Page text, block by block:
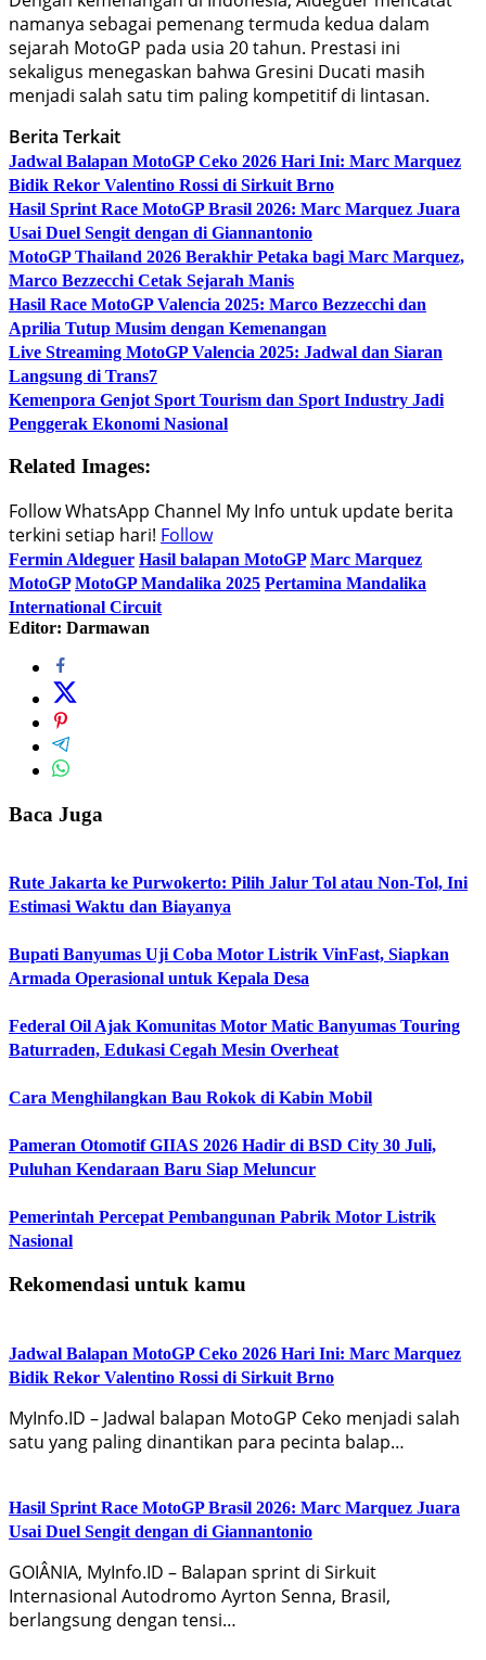
namanya sebagai pemenang termuda kedua dalam
sejarah MotoGP pada usia 20 tahun. Prestasi ini
sekaligus menegaskan bahwa Gresini Ducati masih
menjadi salah satu tim paling kompetitif di lintasan.
Berita Terkait
Jadwal Balapan MotoGP Ceko 2026 Hari Ini: Marc Marquez
Bidik Rekor Valentino Rossi di Sirkuit Brno
Hasil Sprint Race MotoGP Brasil 2026: Marc Marquez Juara
Usai Duel Sengit dengan di Giannantonio
MotoGP Thailand 2026 Berakhir Petaka bagi Marc Marquez,
Marco Bezzecchi Cetak Sejarah Manis
Hasil Race MotoGP Valencia 2025: Marco Bezzecchi dan
Aprilia Tutup Musim dengan Kemenangan
Live Streaming MotoGP Valencia 2025: Jadwal dan Siaran
Langsung di Trans7
Kemenpora Genjot Sport Tourism dan Sport Industry Jadi
Penggerak Ekonomi Nasional
Related Images:
Follow WhatsApp Channel My Info untuk update berita
terkini setiap hari! Follow
Fermin Aldeguer Hasil balapan MotoGP Marc Marquez
MotoGP MotoGP Mandalika 2025 Pertamina Mandalika
International Circuit
Editor: Darmawan
Baca Juga
Rute Jakarta ke Purwokerto: Pilih Jalur Tol atau Non-Tol, Ini
Estimasi Waktu dan Biayanya
Bupati Banyumas Uji Coba Motor Listrik VinFast, Siapkan
Armada Operasional untuk Kepala Desa
Federal Oil Ajak Komunitas Motor Matic Banyumas Touring
Baturraden, Edukasi Cegah Mesin Overheat
Cara Menghilangkan Bau Rokok di Kabin Mobil
Pameran Otomotif GIIAS 2026 Hadir di BSD City 30 Juli,
Puluhan Kendaraan Baru Siap Meluncur
Pemerintah Percepat Pembangunan Pabrik Motor Listrik
Nasional
Rekomendasi untuk kamu
Jadwal Balapan MotoGP Ceko 2026 Hari Ini: Marc Marquez
Bidik Rekor Valentino Rossi di Sirkuit Brno
MyInfo.ID – Jadwal balapan MotoGP Ceko menjadi salah
satu yang paling dinantikan para pecinta balap…
Hasil Sprint Race MotoGP Brasil 2026: Marc Marquez Juara
Usai Duel Sengit dengan di Giannantonio
GOIÂNIA, MyInfo.ID – Balapan sprint di Sirkuit
Internasional Autodromo Ayrton Senna, Brasil,
berlangsung dengan tensi…